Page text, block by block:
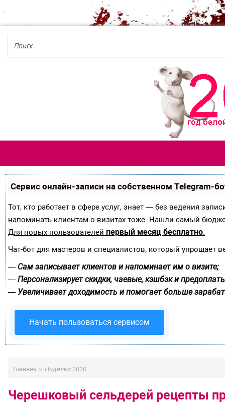
Сервис онлайн-записи на собственном Telegram-
Тот, кто работает в сфере услуг, знает — без ведения
напоминать клиентам о визитах тоже. Нашли самый
Для новых пользователей первый месяц бесплатно.
Чат-бот для мастеров и специалистов, который упрощает
— Сам записывает клиентов и напоминает им о визите;
— Персонализирует скидки, чаевые, кэшбэк и
— Увеличивает доходимость и помогает больше
Начать пользоваться сервисом
Главная » Поделки 2020
Черешковый сельдерей рецепты